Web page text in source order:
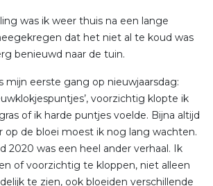
was ik weer thuis na een lange
dat het niet al te koud was
benieuwd naar de tuin.
mijn eerste gang op nieuwjaarsdag:
voorzichtig klopte ik
of ik harde puntjes voelde. Bijna altijd
op de bloei moest ik nog lang wachten.
2020 was een heel ander verhaal. Ik
of voorzichtig te kloppen, niet alleen
te zien, ook bloeiden verschillende